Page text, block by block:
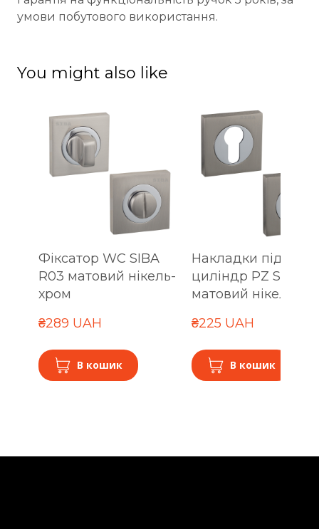
умови побутового використання.
You might also like
Фіксатор WC SIBA
R03 матовий нікель-
хром
₴289 UAH
В кошик
Накладки під
циліндр PZ SIBA
матовий нікель-
₴225 UAH
В кошик